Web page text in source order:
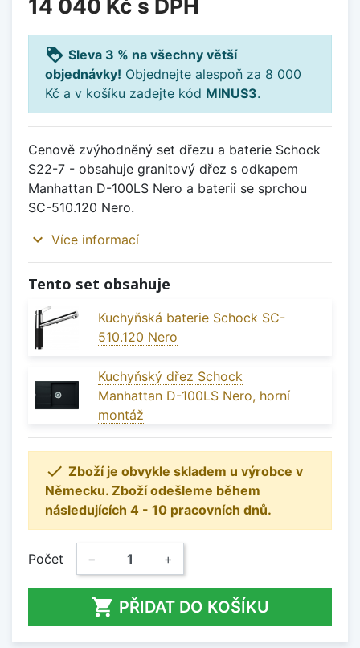
14 040 Kč s DPH
loyalty Sleva 3 % na všechny větší
objednávky! Objednejte alespoň za 8 000
Kč a v košíku zadejte kód MINUS3.
Cenově zvýhodněný set dřezu a baterie Schock
S22-7 - obsahuje granitový dřez s odkapem
Manhattan D-100LS Nero a baterii se sprchou
SC-510.120 Nero.
expand_more Více informací
Tento set obsahuje
Kuchyňská baterie Schock SC-
510.120 Nero
Kuchyňský dřez Schock
Manhattan D-100LS Nero, horní
montáž
 Zboží je obvykle skladem u výrobce v
Německu. Zboží odešleme během
následujících 4 - 10 pracovních dnů.
Počet − +
 PŘIDAT DO KOŠÍKU